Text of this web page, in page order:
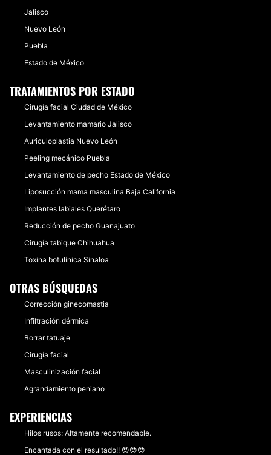
Jalisco
Nuevo León
Puebla
Estado de México
TRATAMIENTOS POR ESTADO
Cirugía facial Ciudad de México
Levantamiento mamario Jalisco
Auriculoplastia Nuevo León
Peeling mecánico Puebla
Levantamiento de pecho Estado de México
Liposucción mama masculina Baja California
Implantes labiales Querétaro
Reducción de pecho Guanajuato
Cirugía tabique Chihuahua
Toxina botulínica Sinaloa
OTRAS BÚSQUEDAS
Corrección ginecomastia
Infiltración dérmica
Borrar tatuaje
Cirugía facial
Masculinización facial
Agrandamiento peniano
EXPERIENCIAS
Hilos rusos: Altamente recomendable.
Encantada con el resultado!! 😍😍😍